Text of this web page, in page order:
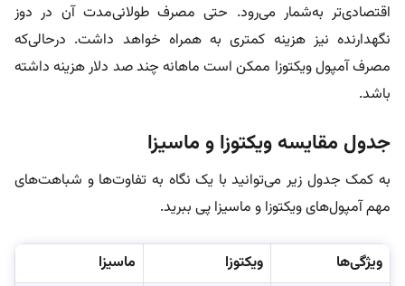
اقتصادی‌تر به‌شمار می‌رود. حتی مصرف طولانی‌مدت آن در دوز
نگهدارنده نیز هزینه کمتری به همراه خواهد داشت. در‌حالی‌که
مصرف آمپول ویکتوزا ممکن است ماهانه چند صد دلار هزینه داشته
باشد.
جدول مقایسه ویکتوزا و ماسیزا
به کمک جدول زیر می‌توانید با یک نگاه به تفاوت‌ها و شباهت‌های
مهم آمپول‌های ویکتوزا و ماسیزا پی ببرید.
ویژگی‌ها ویکتوزا
ماسیزا